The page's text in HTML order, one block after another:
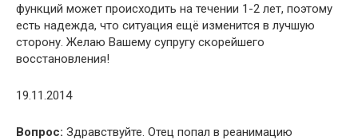
функций может происходить на течении 1-2 лет, поэтому
есть надежда, что ситуация ещё изменится в лучшую
сторону. Желаю Вашему супругу скорейшего
восстановления!
19.11.2014
Вопрос: Здравствуйте. Отец попал в реанимацию